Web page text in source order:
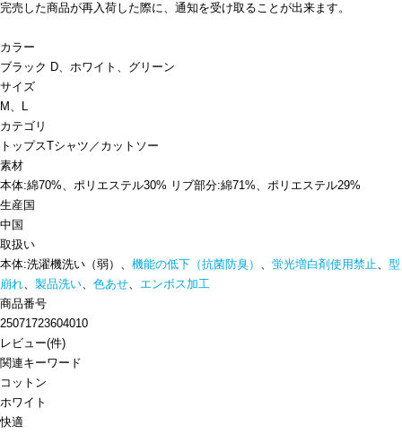
完売した商品が再入荷した際に、通知を受け取ることが出来ます。
カラー
ブラック D、ホワイト、グリーン
サイズ
M、L
カテゴリ
トップスTシャツ／カットソー
素材
本体:綿70%、ポリエステル30% リブ部分:綿71%、ポリエステル29%
生産国
中国
取扱い
本体:洗濯機洗い（弱）、 機能の低下（抗菌防臭） 、 蛍光増白剤使用禁止、 型
崩れ、 製品洗い、 色あせ、 エンボス加工
商品番号
25071723604010
レビュー(件)
関連キーワード
コットン
ホワイト
快適